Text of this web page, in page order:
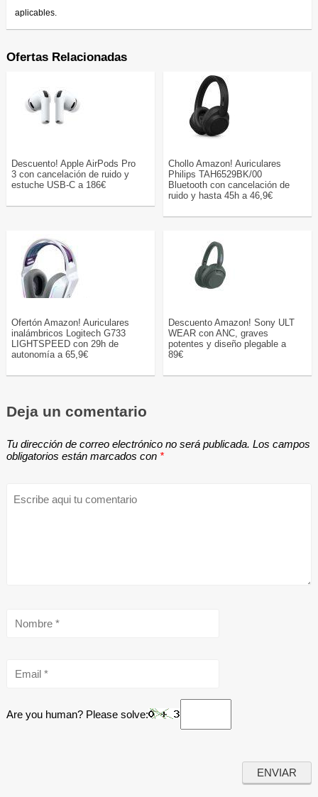
aplicables.
Ofertas Relacionadas
Descuento! Apple AirPods Pro
3 con cancelación de ruido y
estuche USB-C a 186€
Chollo Amazon! Auriculares
Philips TAH6529BK/00
Bluetooth con cancelación de
ruido y hasta 45h a 46,9€
Ofertón Amazon! Auriculares
inalámbricos Logitech G733
LIGHTSPEED con 29h de
autonomía a 65,9€
Descuento Amazon! Sony ULT
WEAR con ANC, graves
potentes y diseño plegable a
89€
Deja un comentario
Tu dirección de correo electrónico no será publicada. Los campos
obligatorios están marcados con *
Are you human? Please solve: